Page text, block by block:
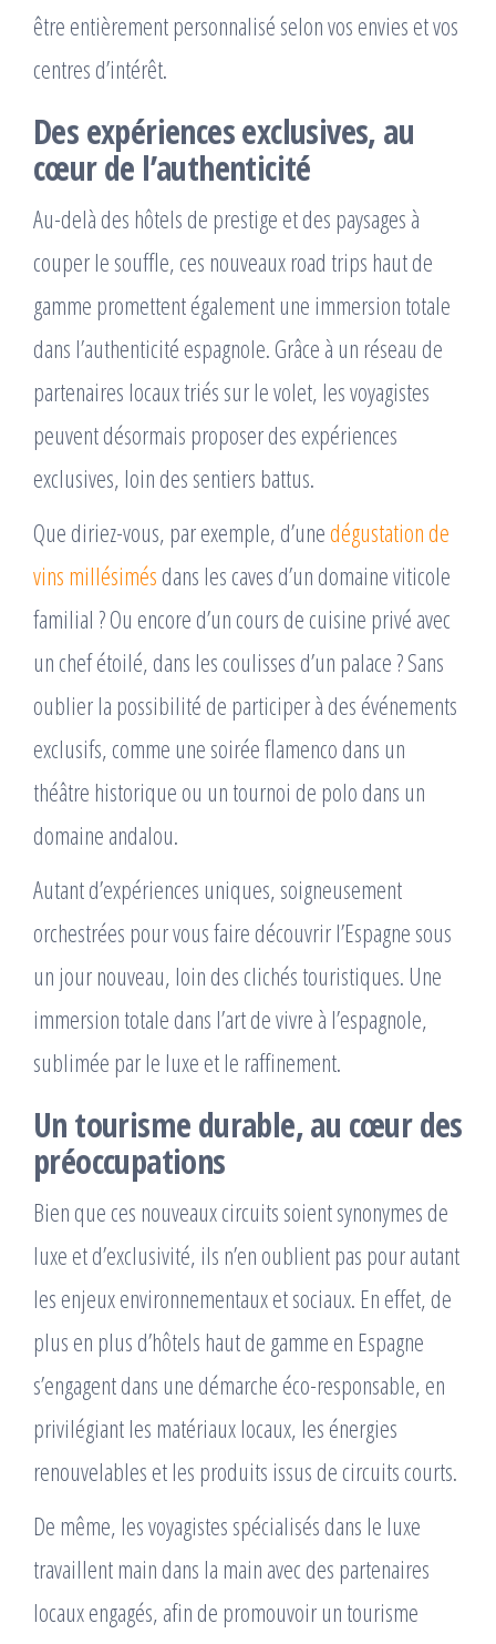
être entièrement personnalisé selon vos envies et vos
centres d’intérêt.
Des expériences exclusives, au
cœur de l’authenticité
Au-delà des hôtels de prestige et des paysages à
couper le souffle, ces nouveaux road trips haut de
gamme promettent également une immersion totale
dans l’authenticité espagnole. Grâce à un réseau de
partenaires locaux triés sur le volet, les voyagistes
peuvent désormais proposer des expériences
exclusives, loin des sentiers battus.
Que diriez-vous, par exemple, d’unedégustation de
vins millésimés dans les caves d’un domaine viticole
familial ? Ou encore d’un cours de cuisine privé avec
un chef étoilé, dans les coulisses d’un palace ? Sans
oublier la possibilité de participer à des événements
exclusifs, comme une soirée flamenco dans un
théâtre historique ou un tournoi de polo dans un
domaine andalou.
Autant d’expériences uniques, soigneusement
orchestrées pour vous faire découvrir l’Espagne sous
un jour nouveau, loin des clichés touristiques. Une
immersion totale dans l’art de vivre à l’espagnole,
sublimée par le luxe et le raffinement.
Un tourisme durable, au cœur des
préoccupations
Bien que ces nouveaux circuits soient synonymes de
luxe et d’exclusivité, ils n’en oublient pas pour autant
les enjeux environnementaux et sociaux. En effet, de
plus en plus d’hôtels haut de gamme en Espagne
s’engagent dans une démarche éco-responsable, en
privilégiant les matériaux locaux, les énergies
renouvelables et les produits issus de circuits courts.
De même, les voyagistes spécialisés dans le luxe
travaillent main dans la main avec des partenaires
locaux engagés, afin de promouvoir un tourisme